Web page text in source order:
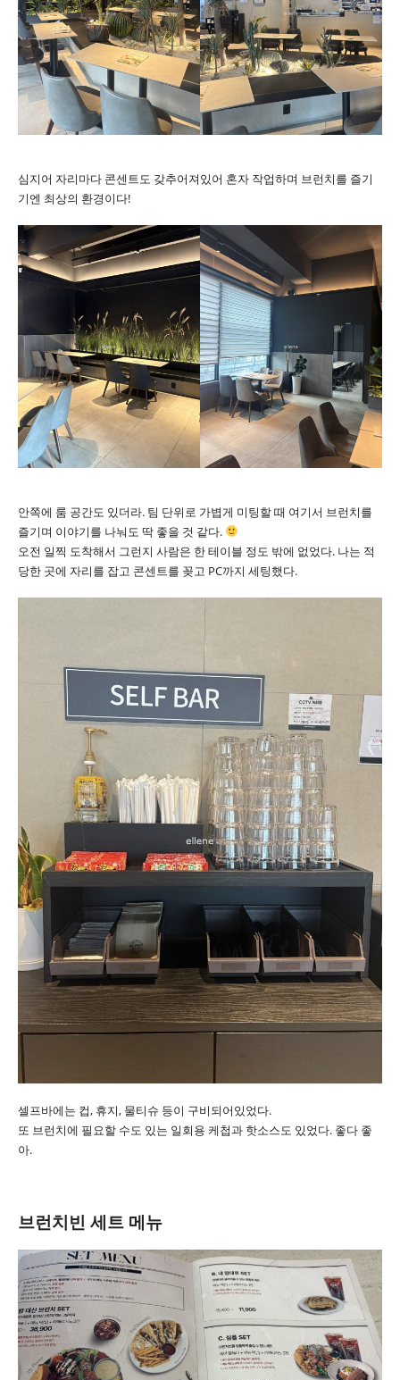
심지어 자리마다 콘센트도 갖추어져있어 혼자 작업하며 브런치를 즐기
기엔 최상의 환경이다!
안쪽에 룸 공간도 있더라. 팀 단위로 가볍게 미팅할 때 여기서 브런치를
즐기며 이야기를 나눠도 딱 좋을 것 같다.
오전 일찍 도착해서 그런지 사람은 한 테이블 정도 밖에 없었다. 나는 적
당한 곳에 자리를 잡고 콘센트를 꽂고 PC까지 세팅했다.
셀프바에는 컵, 휴지, 물티슈 등이 구비되어있었다.
또 브런치에 필요할 수도 있는 일회용 케첩과 핫소스도 있었다. 좋다 좋
아.
브런치빈 세트 메뉴